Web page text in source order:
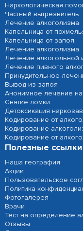
Наркологическая
Частный вытрезвитель
Лечение алкоголизма
Капельница от
Капельница от запоя
Лечение алкоголизма
Лечение алкогольной
Лечение пивного
Принудительное
Вывод из запоя
Анонимное лечение
Снятие ломки
Детоксикация
Кодирование от
Кодирование
Кодирование от
Полезные ссылки
Наша география
Акции
Пользовательское
Политика
Фотогалерея
Врачи
Тест на определение
Отзывы